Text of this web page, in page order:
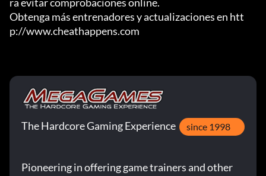
Obtenga más entrenadores y actualizaciones en htt
p://www.cheathappens.com
The Hardcore Gaming Experience since 1998
Pioneering in offering game trainers and other